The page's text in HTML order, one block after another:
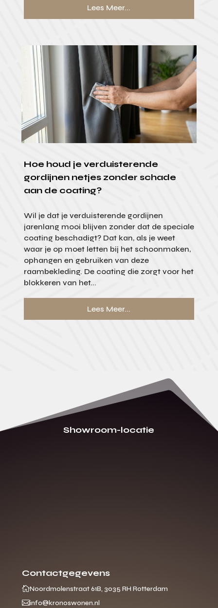
Lees Meer...
Hoe houd je verduisterende
gordijnen netjes zonder schade
aan de coating?
Wil je dat je verduisterende gordijnen
jarenlang mooi blijven zonder dat de speciale
coating beschadigt? Dat kan, als je weet
waar je op moet letten bij het schoonmaken,
ophangen en gebruiken van deze
raambekleding. De coating die zorgt voor het
blokkeren van het...
Lees Meer...
Showroom-locatie
Contactgegevens
Noordmolenstraat 61B, 3035 RH Rotterdam
info@kronoswonen.nl